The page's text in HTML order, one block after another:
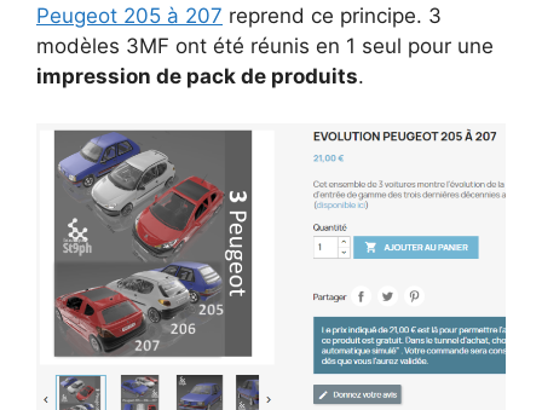
Peugeot 205 à 207 reprend ce principe. 3
modèles 3MF ont été réunis en 1 seul pour une
impression de pack de produits.